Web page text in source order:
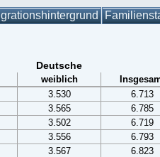
Deutsche
weiblich
3.530
6.713
3.565
6.785
3.502
6.719
3.556
6.793
3.567
6.823